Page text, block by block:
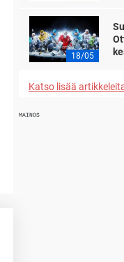
18/05
Katso lisää
MAINOS